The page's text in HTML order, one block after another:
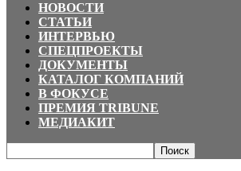
НОВОСТИ
СТАТЬИ
ИНТЕРВЬЮ
СПЕЦПРОЕКТЫ
ДОКУМЕНТЫ
КАТАЛОГ КОМПАНИЙ
В ФОКУСЕ
ПРЕМИЯ TRIBUNE
МЕДИАКИТ